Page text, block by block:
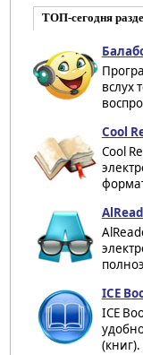
ТОП-сегодня
вслух
Cool
Cool
ICE
ICE